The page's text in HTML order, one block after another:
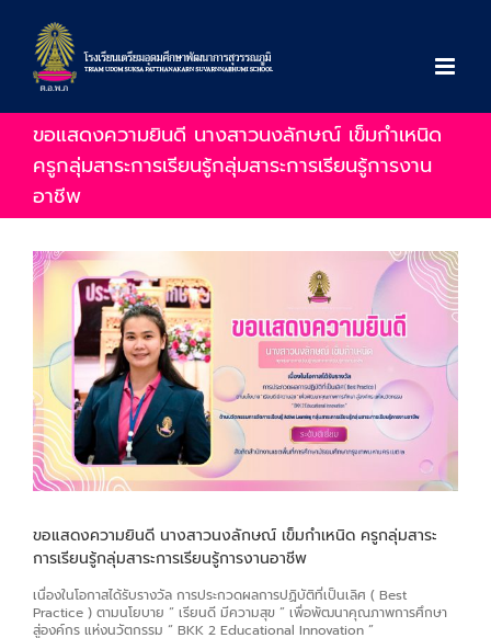
content
ขอแสดงความยินดี นางสาวนงลักษณ์ เข็มกำเหนิด
ครูกลุ่มสาระการเรียนรู้กลุ่มสาระการเรียนรู้การงาน
อาชีพ
View
Larger
ขอแสดงความยินดี นางสาวนงลักษณ์ เข็มกำเหนิด ครูกลุ่มสาระ
การเรียนรู้กลุ่มสาระการเรียนรู้การงานอาชีพ
เนื่องในโอกาสได้รับรางวัล การประกวดผลการปฏิบัติที่เป็นเลิศ ( Best
Practice ) ตามนโยบาย “ เรียนดี มีความสุข ” เพื่อพัฒนาคุณภาพการศึกษา
สู่องค์กร แห่งนวัตกรรม “ BKK 2 Educational Innovation ”